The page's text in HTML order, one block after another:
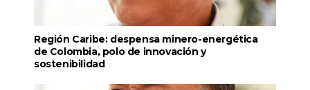
Región Caribe: despensa minero-energética
de Colombia, polo de innovación y
sostenibilidad